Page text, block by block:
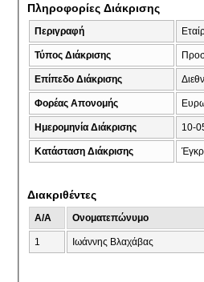
Πληροφορίες Διάκρισης
Περιγραφή
Τύπος Διάκρισης
Επίπεδο Διάκρισης
Φορέας Απονομής
Ημερομηνία Διάκρισης 10-
Κατάσταση Διάκρισης
Διακριθέντες
A/A Ονοματεπώνυμο
1 Ιωάννης Βλαχάβας